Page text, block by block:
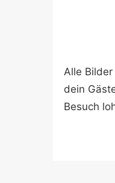
Alle
dein
Besuch